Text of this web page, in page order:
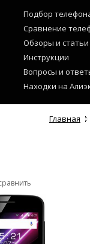
Подбор
Сравнение
Обзоры и статьи
Инструкции
Вопросы и
Находки на
Главная